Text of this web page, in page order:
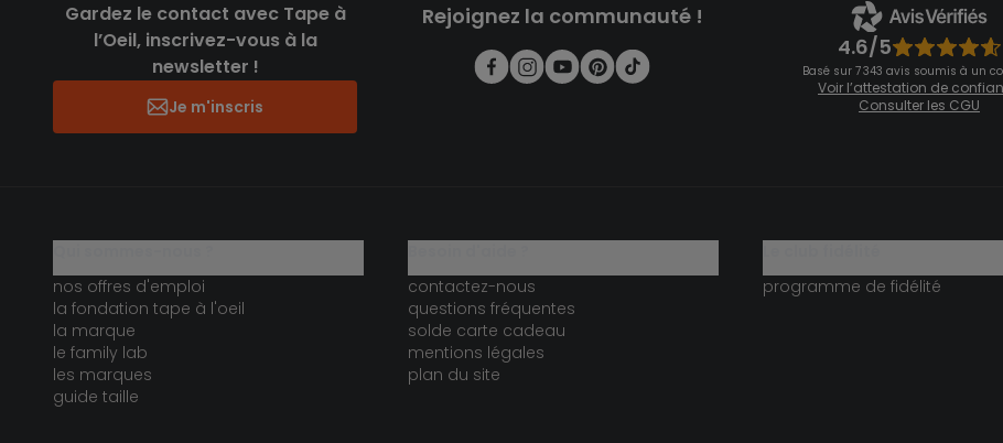
Gardez le contact avec Tape à
l’Oeil, inscrivez-vous à la
newsletter !
Je m'inscris
Rejoignez la communauté !
4.6/5
Basé sur 7 343 avis soumis à un
Voir l’attestation de
Consulter les CGU
nos offres d'emploi
la fondation tape à l'oeil
la marque
le family lab
les marques
guide taille
contactez-nous
questions fréquentes
solde carte cadeau
mentions légales
plan du site
programme de fidélité